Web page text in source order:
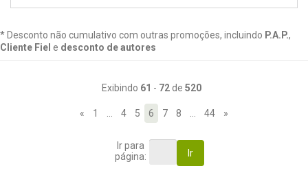
* Desconto não cumulativo com outras promoções, incluindo P.A.P.,
Cliente Fiel e desconto de autores
Exibindo 61 - 72de 520
« 1 4 5 6 7 8 44 »
Ir para
página:
Ir